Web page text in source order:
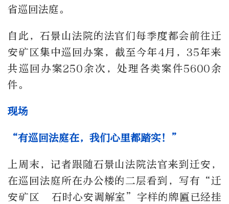
省巡回法庭。
自此，石景山法院的法官们每季度都会前往迁
安矿区集中巡回办案，截至今年4月，35年来
共巡回办案250余次，处理各类案件5600余
件。
现场
“有巡回法庭在，我们心里都踏实！”
上周末，记者跟随石景山法院法官来到迁安，
在巡回法庭所在办公楼的二层看到，写有“迁
安矿区 石时心安调解室”字样的牌匾已经挂